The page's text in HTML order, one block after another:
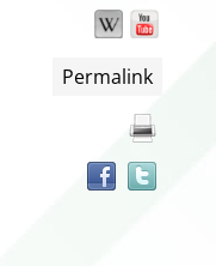
Wikipedia
Permalink